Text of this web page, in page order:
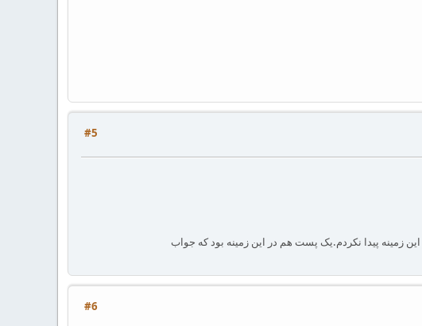
#5
زمینه پیدا نکردم.یک پست هم در این زمینه بود که جواب
#6